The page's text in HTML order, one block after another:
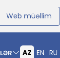
Web müəllim
AZ EN RU